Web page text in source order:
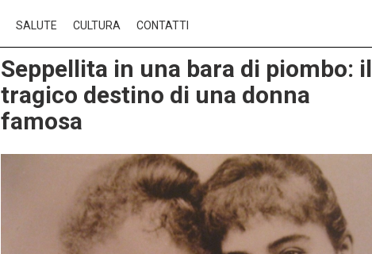
SALUTE CULTURA CONTATTI
Seppellita in una bara di piombo: il
tragico destino di una donna
famosa